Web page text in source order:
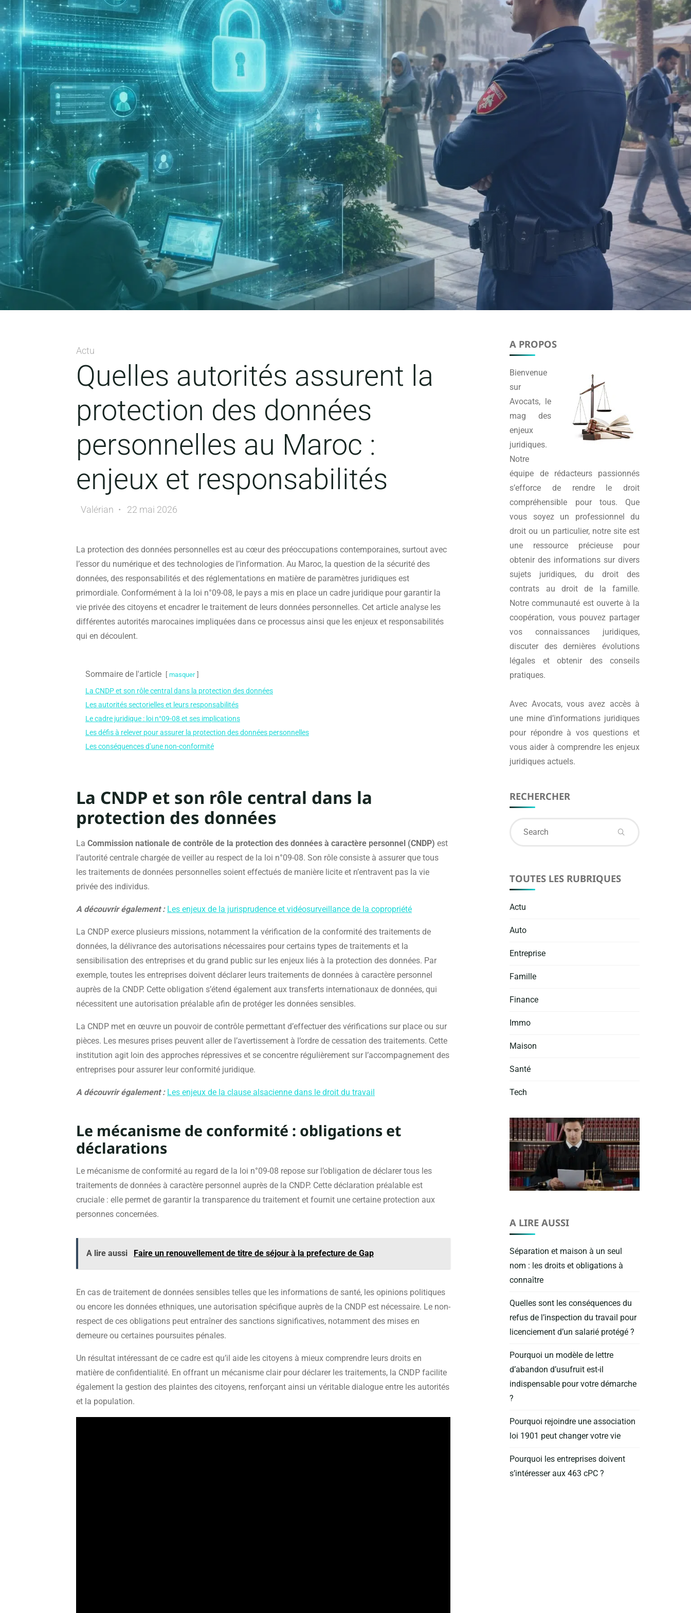
Actu
Quelles autorités assurent la
protection des données
personnelles au Maroc :
enjeux et responsabilités
Valérian 22 mai 2026
La protection des données personnelles est au cœur des préoccupations contemporaines, surtout avec
l’essor du numérique et des technologies de l’information. Au Maroc, la question de la sécurité des
données, des responsabilités et des réglementations en matière de paramètres juridiques est
primordiale. Conformément à la loi n°09-08, le pays a mis en place un cadre juridique pour garantir la
vie privée des citoyens et encadrer le traitement de leurs données personnelles. Cet article analyse les
différentes autorités marocaines impliquées dans ce processus ainsi que les enjeux et responsabilités
qui en découlent.
Sommaire de l'article masquer
La CNDP et son rôle central dans la protection des données
Les autorités sectorielles et leurs responsabilités
Le cadre juridique : loi n°09-08 et ses implications
Les défis à relever pour assurer la protection des données personnelles
Les conséquences d’une non-conformité
La CNDP et son rôle central dans la
protection des données
La Commission nationale de contrôle de la protection des données à caractère personnel (CNDP) est
l’autorité centrale chargée de veiller au respect de la loi n°09-08. Son rôle consiste à assurer que tous
les traitements de données personnelles soient effectués de manière licite et n’entravent pas la vie
privée des individus.
A découvrir également : Les enjeux de la jurisprudence et vidéosurveillance de la copropriété
La CNDP exerce plusieurs missions, notamment la vérification de la conformité des traitements de
données, la délivrance des autorisations nécessaires pour certains types de traitements et la
sensibilisation des entreprises et du grand public sur les enjeux liés à la protection des données. Par
exemple, toutes les entreprises doivent déclarer leurs traitements de données à caractère personnel
auprès de la CNDP. Cette obligation s’étend également aux transferts internationaux de données, qui
nécessitent une autorisation préalable afin de protéger les données sensibles.
La CNDP met en œuvre un pouvoir de contrôle permettant d’effectuer des vérifications sur place ou sur
pièces. Les mesures prises peuvent aller de l’avertissement à l’ordre de cessation des traitements. Cette
institution agit loin des approches répressives et se concentre régulièrement sur l’accompagnement des
entreprises pour assurer leur conformité juridique.
A découvrir également : Les enjeux de la clause alsacienne dans le droit du travail
Le mécanisme de conformité : obligations et
déclarations
Le mécanisme de conformité au regard de la loi n°09-08 repose sur l’obligation de déclarer tous les
traitements de données à caractère personnel auprès de la CNDP. Cette déclaration préalable est
cruciale : elle permet de garantir la transparence du traitement et fournit une certaine protection aux
personnes concernées.
A lire aussi Faire un renouvellement de titre de séjour à la prefecture de Gap
En cas de traitement de données sensibles telles que les informations de santé, les opinions politiques
ou encore les données ethniques, une autorisation spécifique auprès de la CNDP est nécessaire. Le non-
respect de ces obligations peut entraîner des sanctions significatives, notamment des mises en
demeure ou certaines poursuites pénales.
Un résultat intéressant de ce cadre est qu’il aide les citoyens à mieux comprendre leurs droits en
matière de confidentialité. En offrant un mécanisme clair pour déclarer les traitements, la CNDP facilite
également la gestion des plaintes des citoyens, renforçant ainsi un véritable dialogue entre les autorités
et la population.
A PROPOS
Bienvenue
sur
Avocats, le
mag des
enjeux
juridiques.
Notre
équipe de rédacteurs passionnés
s’efforce de rendre le droit
compréhensible pour tous. Que
vous soyez un professionnel du
droit ou un particulier, notre site est
une ressource précieuse pour
obtenir des informations sur divers
sujets juridiques, du droit des
contrats au droit de la famille.
Notre communauté est ouverte à la
coopération, vous pouvez partager
vos connaissances juridiques,
discuter des dernières évolutions
légales et obtenir des conseils
pratiques.
Avec Avocats, vous avez accès à
une mine d’informations juridiques
pour répondre à vos questions et
vous aider à comprendre les enjeux
juridiques actuels.
RECHERCHER
TOUTES LES RUBRIQUES
Actu
Auto
Entreprise
Famille
Finance
Immo
Maison
Santé
Tech
A LIRE AUSSI
Séparation et maison à un seul
nom : les droits et obligations à
connaître
Quelles sont les conséquences du
refus de l’inspection du travail pour
licenciement d’un salarié protégé ?
Pourquoi un modèle de lettre
d’abandon d’usufruit est-il
indispensable pour votre démarche
?
Pourquoi rejoindre une association
loi 1901 peut changer votre vie
Pourquoi les entreprises doivent
s’intéresser aux 463 cPC ?